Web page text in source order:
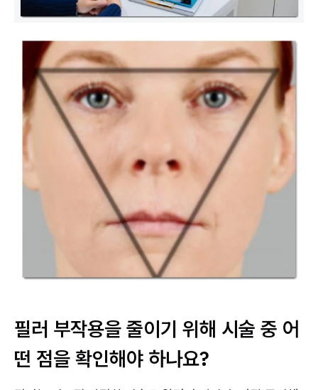
필러 부작용을 줄이기 위해 시술 중 어
떤 점을 확인해야 하나요?